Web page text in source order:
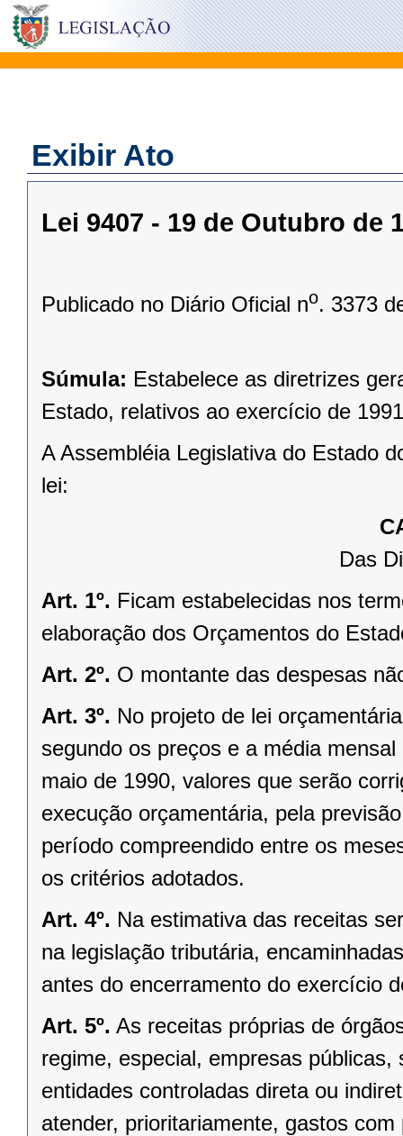
Exibir Ato
Lei 9407 - 19 de Outubro de
Publicado no Diário Oficial no. 3373
Súmula: Estabelece as diretrizes
Estado, relativos ao exercício de
A Assembléia Legislativa do Estado
lei:
Das
Art. 1º. Ficam estabelecidas nos
elaboração dos Orçamentos do
Art. 2º. O montante das despesas
Art. 3º. No projeto de lei
segundo os preços e a média
maio de 1990, valores que serão
execução orçamentária, pela
período compreendido entre os
os critérios adotados.
Art. 4º. Na estimativa das receitas
na legislação tributária,
antes do encerramento do exercício
Art. 5º. As receitas próprias de
regime, especial, empresas
entidades controladas direta ou
atender, prioritariamente, gastos